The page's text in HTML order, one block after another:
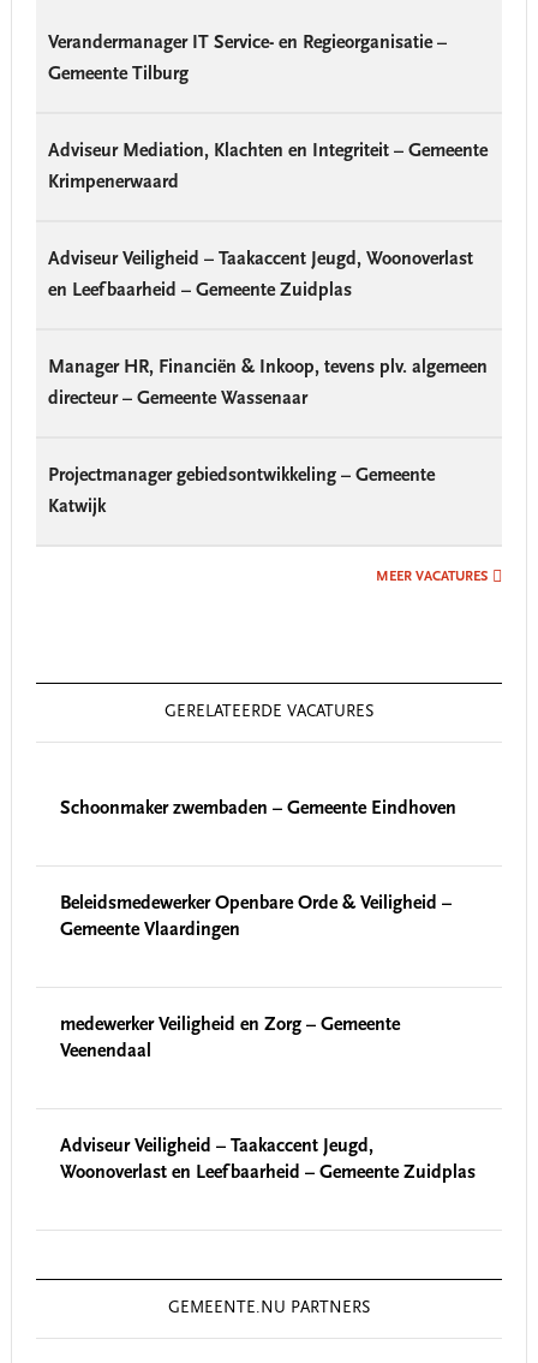
Verandermanager IT Service- en Regieorganisatie –
Gemeente Tilburg
Adviseur Mediation, Klachten en Integriteit – Gemeente
Krimpenerwaard
Adviseur Veiligheid – Taakaccent Jeugd, Woonoverlast
en Leefbaarheid – Gemeente Zuidplas
Manager HR, Financiën & Inkoop, tevens plv. algemeen
directeur – Gemeente Wassenaar
Projectmanager gebiedsontwikkeling – Gemeente
Katwijk
MEER VACATURES
GERELATEERDE VACATURES
Schoonmaker zwembaden – Gemeente Eindhoven
Beleidsmedewerker Openbare Orde & Veiligheid –
Gemeente Vlaardingen
medewerker Veiligheid en Zorg – Gemeente
Veenendaal
Adviseur Veiligheid – Taakaccent Jeugd,
Woonoverlast en Leefbaarheid – Gemeente Zuidplas
GEMEENTE.NU PARTNERS